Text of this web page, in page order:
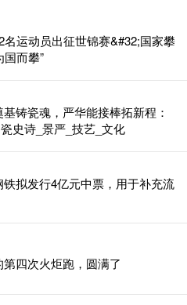
名运动员出征世锦赛&#32;国家攀
国而攀”
铸瓷魂，严华能接棒拓新程：
史诗_景严_技艺_文化
拟发行4亿元中票，用于补充流
四次火炬跑，圆满了